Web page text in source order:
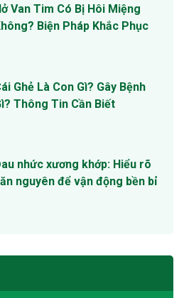
Van Tim Có Bị Hôi Miệng
Biện Pháp Khắc Phục
Ghẻ Là Con Gì? Gây Bệnh
Thông Tin Cần Biết
nhức xương khớp: Hiểu rõ
nguyên để vận động bền bỉ